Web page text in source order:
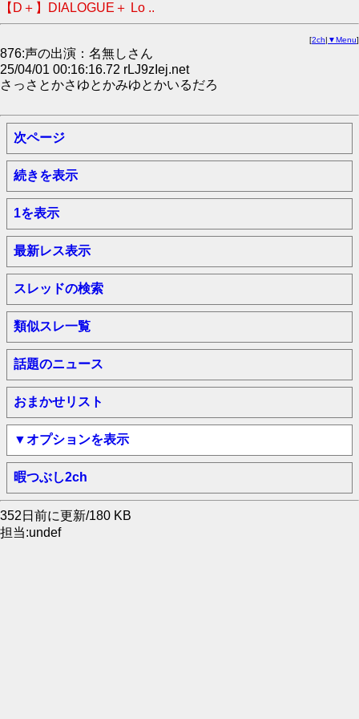
【D＋】DIALOGUE＋ Lo ..
[2ch| ▼Menu]
876:声の出演：名無しさん
25/04/01 00:16:16.72 rLJ9zIej.net
さっさとかさゆとかみゆとかいるだろ
次ページ
続きを表示
1を表示
最新レス表示
スレッドの検索
類似スレ一覧
話題のニュース
おまかせリスト
▼オプションを表示
暇つぶし2ch
352日前に更新/180 KB
担当:undef